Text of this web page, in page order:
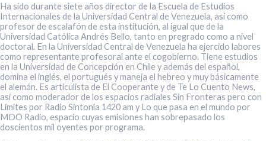
Ha sido durante siete años director de la Escuela de Estudios
Internacionales de la Universidad Central de Venezuela, así como
profesor de escalafón de esta institución, al igual que de la
Universidad Católica Andrés Bello, tanto en pregrado como a nivel
doctoral. En la Universidad Central de Venezuela ha ejercido labores
como representante profesoral ante el cogobierno. Tiene estudios
en la Universidad de Concepción en Chile y además del español,
domina el inglés, el portugués y maneja el hebreo y muy básicamente
el alemán. Es articulista de El Cooperante y de Te Lo Cuento News,
así como moderador de los espacios radiales Sin Fronteras pero con
Límites por Radio Sintonía 1420 am y Lo que pasa en el mundo por
MDO Radio, espacio cuyas emisiones han sobrepasado los
doscientos mil oyentes por programa.